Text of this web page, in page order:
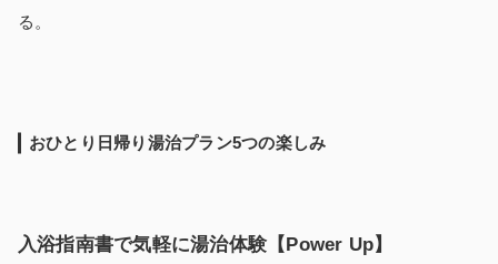
る。
おひとり日帰り湯治プラン5つの楽しみ
入浴指南書で気軽に湯治体験【Power Up】